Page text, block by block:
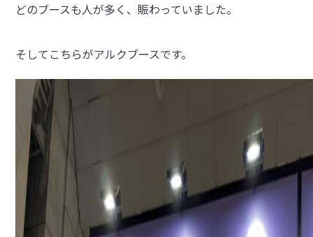
どのブースも人が多く、賑わっていました。
そしてこちらがアルクブースです。